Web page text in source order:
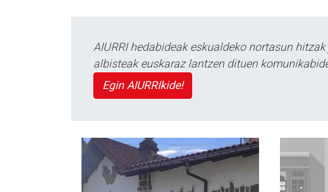
AIURRI hedabideak eskualdeko nortasun
albisteak euskaraz lantzen dituen
Egin AIURRIkide!